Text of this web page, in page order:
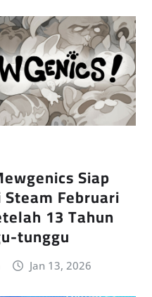
Siap
Februari
13 Tahun
tunggu
Jan 13, 2026